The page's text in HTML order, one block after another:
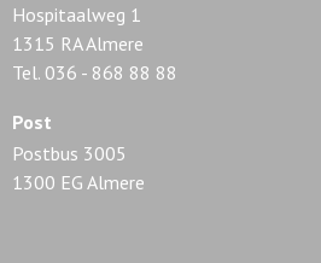
Hospitaalweg 1
1315 RA Almere
Tel. 036 - 868 88 88
Post
Postbus 3005
1300 EG Almere